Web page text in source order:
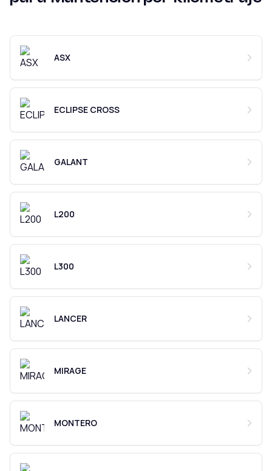
ASX
ECLIPSE CROSS
GALANT
L200
L300
LANCER
MIRAGE
MONTERO